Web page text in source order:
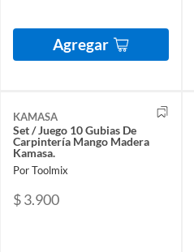
Agregar
KAMASA
Set / Juego 10 Gubias De
Carpintería Mango Madera
Kamasa.
Por Toolmix
$ 3.900